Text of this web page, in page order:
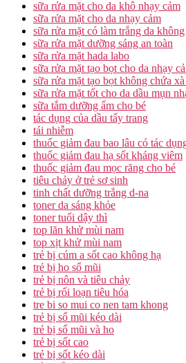
sữa rửa mặt cho da khô nhạy cảm
sữa rửa mặt cho da nhạy cảm
sữa rửa mặt có làm trắng da không
sữa rửa mặt dưỡng sáng an toàn
sữa rửa mặt hada labo
sữa rửa mặt tạo bọt cho da nhạy
sữa rửa mặt tạo bọt không chứa
sữa rửa mặt tốt cho da dầu mụn
sữa tắm dưỡng ẩm cho bé
tác dụng của dầu tẩy trang
tái nhiễm
thuốc giảm đau bao lâu có tác
thuốc giảm đau hạ sốt kháng viêm
thuốc giảm đau mọc răng cho bé
tiêu chảy ở trẻ sơ sinh
tinh chất dưỡng trắng d-na
toner da sáng khỏe
toner tuổi dậy thì
top lăn khử mùi nam
top xịt khử mùi nam
trẻ bị cúm a sốt cao không hạ
trẻ bị ho sổ mũi
trẻ bị nôn và tiêu chảy
trẻ bị rối loạn tiêu hóa
tre bi so mui co nen tam khong
trẻ bị sổ mũi kéo dài
trẻ bị sổ mũi và ho
trẻ bị sốt cao
trẻ bị sốt kéo dài